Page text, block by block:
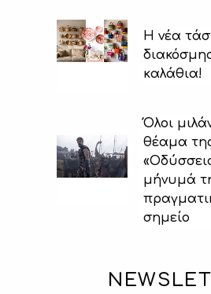
Η νέα
καλάθια!
Όλοι
θέαμα
μήνυμά
σημείο